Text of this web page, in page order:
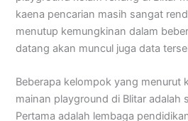
kaena pencarian masih sangat
menutup kemungkinan dalam
datang akan muncul juga data
Beberapa kelompok yang menurut
mainan playground di Blitar adalah
Pertama adalah lembaga